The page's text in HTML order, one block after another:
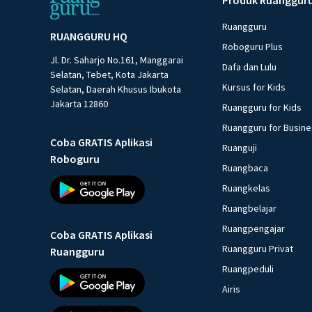
RUANGGURU HQ
Jl. Dr. Saharjo No.161, Manggarai
Selatan, Tebet, Kota Jakarta
Selatan, Daerah Khusus Ibukota
Jakarta 12860
Coba GRATIS Aplikasi
Roboguru
Coba GRATIS Aplikasi
Ruangguru
Ruangguru
Roboguru Plus
Dafa dan Lulu
Kursus for Kids
Ruangguru for Kids
Ruangguru for
Ruanguji
Ruangbaca
Ruangkelas
Ruangbelajar
Ruangpengajar
Ruangguru Privat
Ruangpeduli
Airis